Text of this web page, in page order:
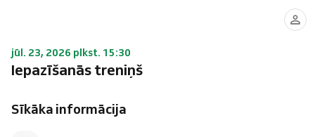
jūl. 23, 2026 plkst. 15:30
Iepazīšanās treniņš
Sīkāka informācija